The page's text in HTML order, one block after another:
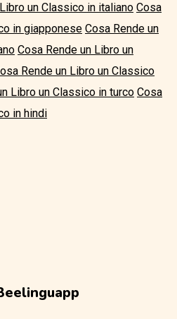
un Classico in italiano Cosa
in giapponese Cosa Rende un
Cosa Rende un Libro un
Rende un Libro un Classico
Libro un Classico in turco Cosa
in hindi